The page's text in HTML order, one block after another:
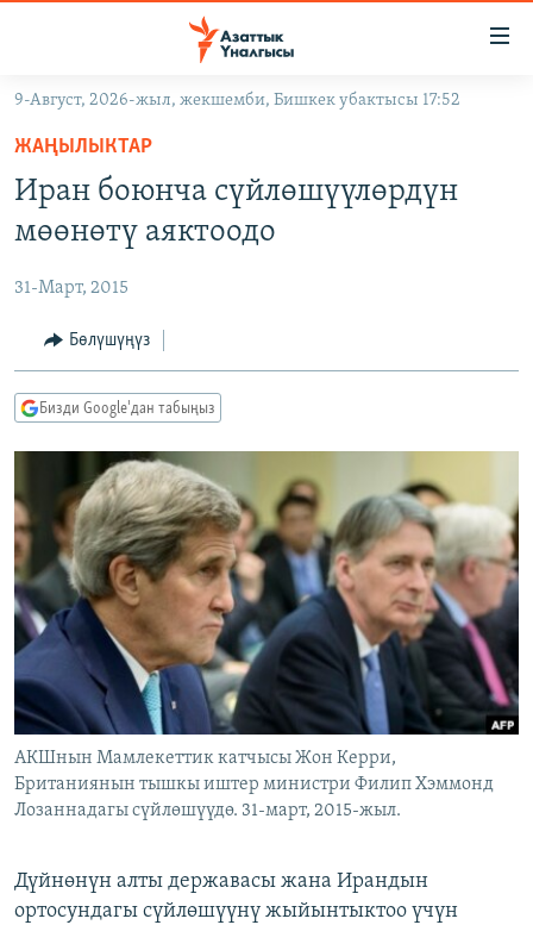
Навигацияга
өтүңүз
Издөөгө
салыңыз
КЫРГЫЗСТАН
КЫРГЫЗСТАН
ЭКОНОМИКА
МАДАНИЯТ
ДҮЙНӨ
БОРБОР АЗИЯ
АТАЙЫН ИЛИКТӨӨ
ТВ ПРОГРАММАЛАР
ЭКСПЕРТТЕР ТАЛДАЙТ
БИЗ ЖАНА ДҮЙНӨ
ДАНИСТЕ
ЭЖЕ-СИҢДИЛЕР
АЗАТТЫК+
ЫҢГАЙСЫЗ СУРООЛОР
ӨЗГӨЧӨ ПИКИР
Русский
ОНЛАЙН ШЕРИНЕ
ЭЕ/АРнун бардык сайттары
9-Август, 2026-жыл, жекшемби, Бишкек убактысы 17:52
ЖАҢЫЛЫКТАР
Иран боюнча сүйлөшүүлөрдүн
мөөнөтү аяктоодо
31-Март, 2015
Бөлүшүңүз
Бизди Google'дан табыңыз
АКШнын Мамлекеттик катчысы Жон Керри,
Британиянын тышкы иштер министри Филип Хэммонд
Лозаннадагы сүйлөшүүдө. 31-март, 2015-жыл.
Дүйнөнүн алты державасы жана Ирандын
ортосундагы сүйлөшүүнү жыйынтыктоо үчүн